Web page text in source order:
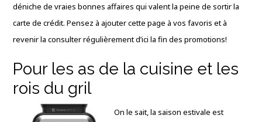
déniche de vraies bonnes affaires qui valent la peine de sortir la
carte de crédit. Pensez à ajouter cette page à vos favoris et à
revenir la consulter régulièrement d’ici la fin des promotions!
Pour les as de la cuisine et les
rois du gril
On le sait, la saison estivale est